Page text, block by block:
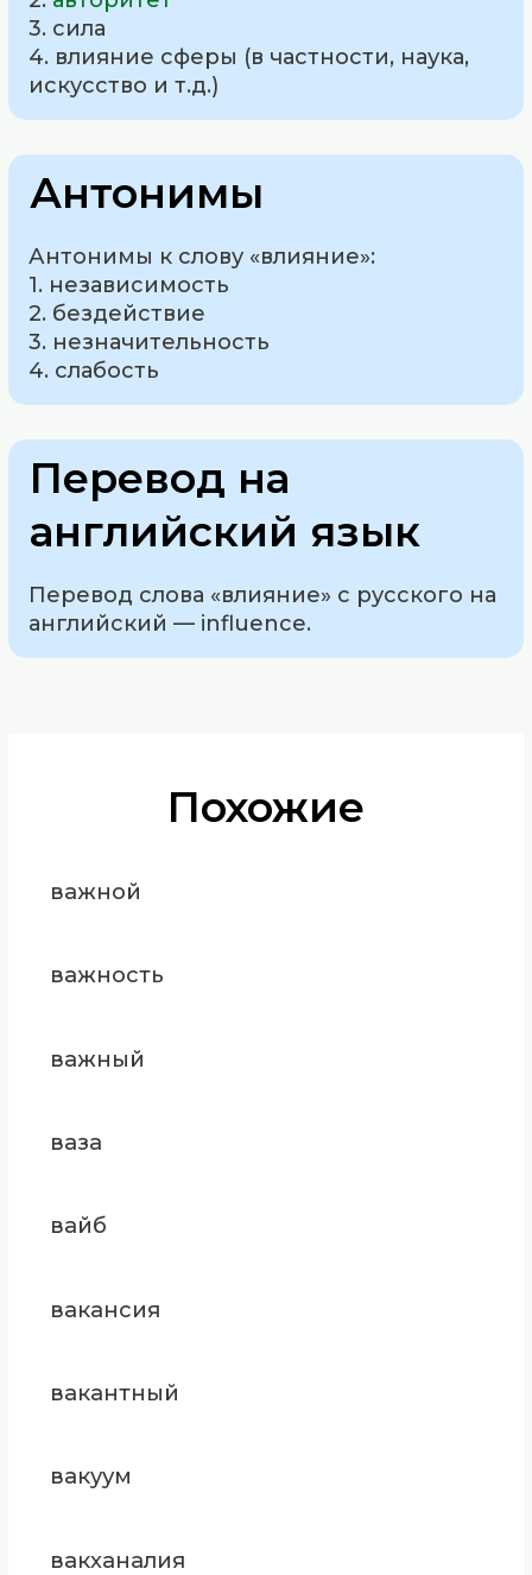
3. сила
4. влияние сферы (в частности, наука,
искусство и т.д.)
Антонимы
Антонимы к слову «влияние»:
1. независимость
2. бездействие
3. незначительность
4. слабость
Перевод на
английский язык
Перевод слова «влияние» с русского на
английский — influence.
Похожие
важной
важность
важный
ваза
вайб
вакансия
вакантный
вакуум
вакханалия